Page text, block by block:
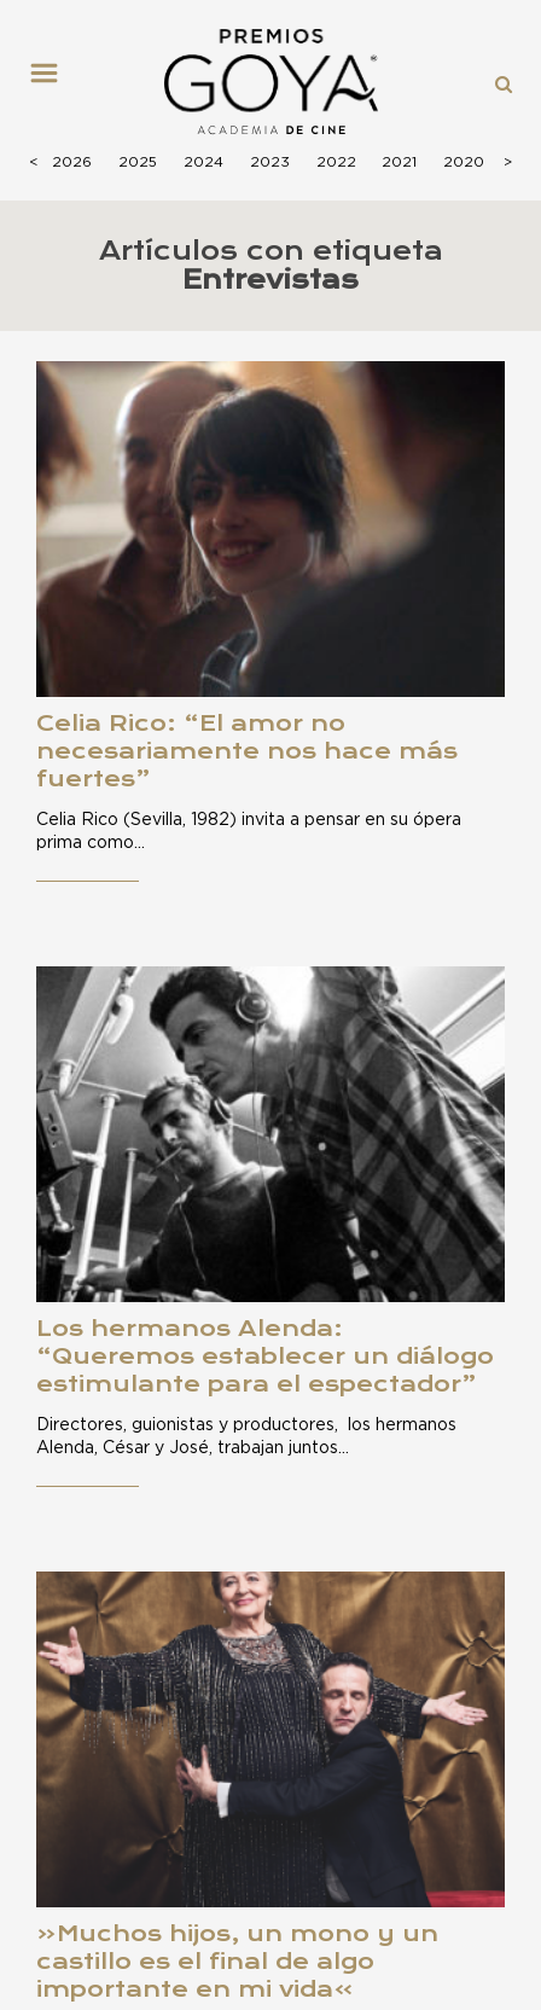
< 2026 2025 2024 2023 2022 2021 2020 >
Artículos con etiqueta
Entrevistas
Celia Rico: “El amor no
necesariamente nos hace más
fuertes”
Celia Rico (Sevilla, 1982) invita a pensar en su ópera
prima como…
Los hermanos Alenda:
“Queremos establecer un diálogo
estimulante para el espectador”
Directores, guionistas y productores, los hermanos
Alenda, César y José, trabajan juntos…
«Muchos hijos, un mono y un
castillo es el final de algo
importante en mi vida»